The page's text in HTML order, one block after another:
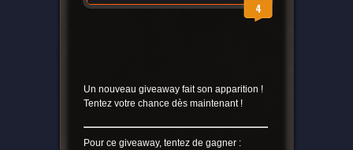
4
Un nouveau giveaway fait son apparition !
Tentez votre chance dès maintenant !
Pour ce giveaway, tentez de gagner :